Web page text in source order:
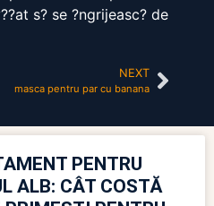
s? se ?ngrijeasc? de
NEXT
masca pentru par cu banana
PENTRU
ALB: CÂT COSTĂ